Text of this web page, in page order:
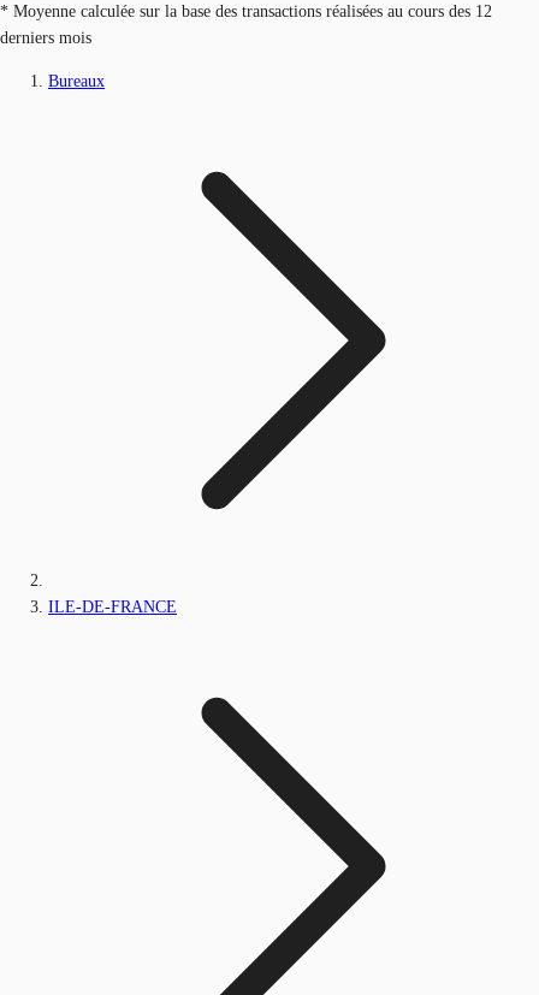
* Moyenne calculée sur la base des transactions réalisées au cours des 12
derniers mois
Bureaux
ILE-DE-FRANCE